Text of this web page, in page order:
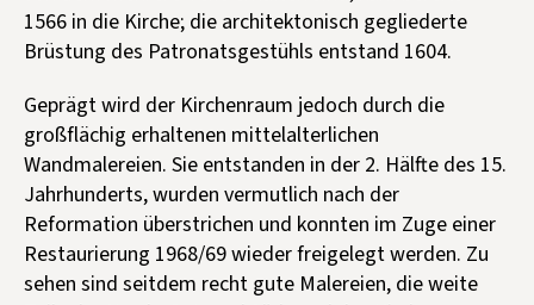
1566 in die Kirche; die architektonisch gegliederte
Brüstung des Patronatsgestühls entstand 1604.
Geprägt wird der Kirchenraum jedoch durch die
großflächig erhaltenen mittelalterlichen
Wandmalereien. Sie entstanden in der 2. Hälfte des 15.
Jahrhunderts, wurden vermutlich nach der
Reformation überstrichen und konnten im Zuge einer
Restaurierung 1968/69 wieder freigelegt werden. Zu
sehen sind seitdem recht gute Malereien, die weite